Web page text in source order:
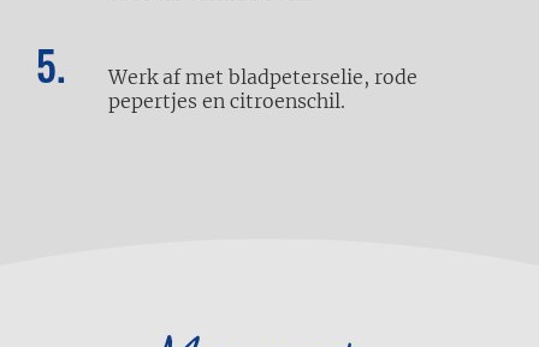
Werk af met bladpeterselie, rode
pepertjes en citroenschil.